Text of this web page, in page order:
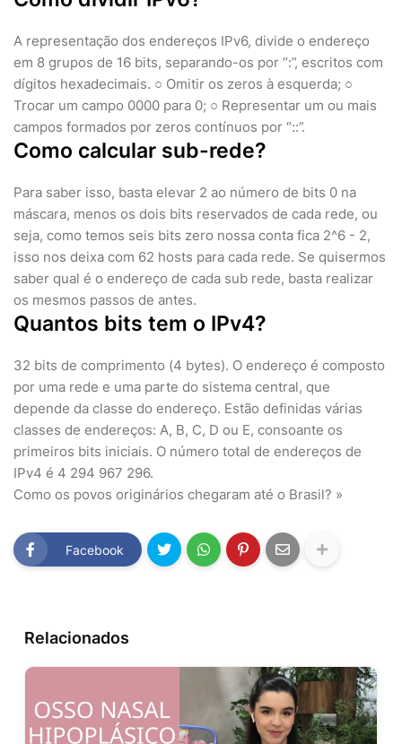
A representação dos endereços IPv6, divide o endereço
em 8 grupos de 16 bits, separando-os por “:”, escritos com
dígitos hexadecimais. ○ Omitir os zeros à esquerda; ○
Trocar um campo 0000 para 0; ○ Representar um ou mais
campos formados por zeros contínuos por “::”.
Como calcular sub-rede?
Para saber isso, basta elevar 2 ao número de bits 0 na
máscara, menos os dois bits reservados de cada rede, ou
seja, como temos seis bits zero nossa conta fica 2^6 - 2,
isso nos deixa com 62 hosts para cada rede. Se quisermos
saber qual é o endereço de cada sub rede, basta realizar
os mesmos passos de antes.
Quantos bits tem o IPv4?
32 bits de comprimento (4 bytes). O endereço é composto
por uma rede e uma parte do sistema central, que
depende da classe do endereço. Estão definidas várias
classes de endereços: A, B, C, D ou E, consoante os
primeiros bits iniciais. O número total de endereços de
IPv4 é 4 294 967 296.
Como os povos originários chegaram até o Brasil? »
Facebook
Relacionados